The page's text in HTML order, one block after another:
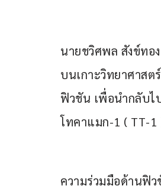
นายชวิศพล สังข์ทอ
บนเกาะวิทยาศาสต
ฟิวชัน เพื่อนำกลับ
โทคาแมก-1 ( TT-1
ความร่วมมือด้านฟิว